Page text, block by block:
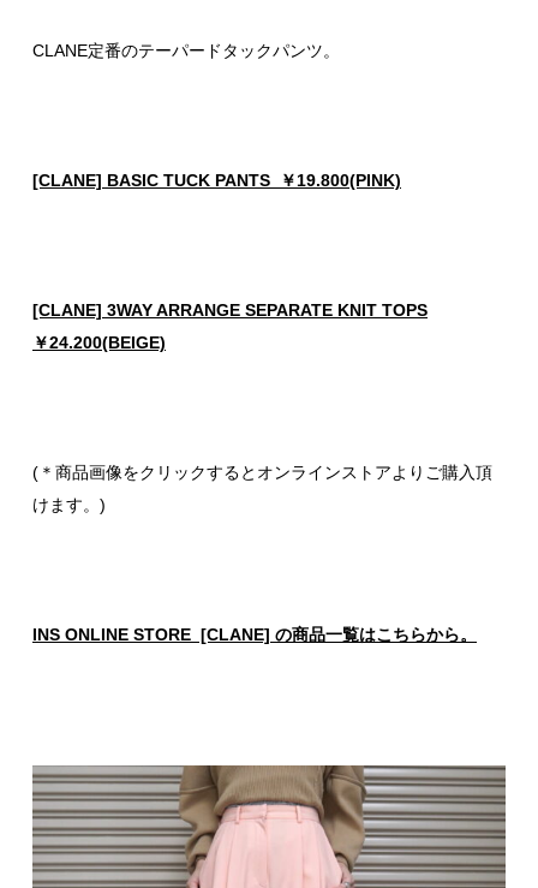
CLANE定番のテーパードタックパンツ。
[CLANE] BASIC TUCK PANTS ￥19.800(PINK)
[CLANE] 3WAY ARRANGE SEPARATE KNIT TOPS
￥24.200(BEIGE)
(＊商品画像をクリックするとオンラインストアよりご購入頂
けます。)
INS ONLINE STORE [CLANE] の商品一覧はこちらから。